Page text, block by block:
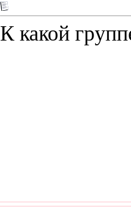
К какой